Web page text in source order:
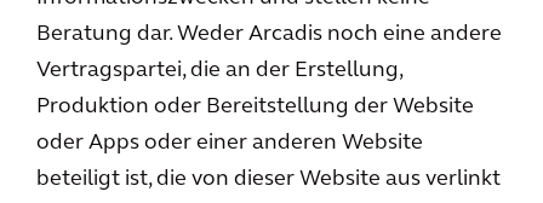
Beratung dar. Weder Arcadis noch eine andere
Vertragspartei, die an der Erstellung,
Produktion oder Bereitstellung der Website
oder Apps oder einer anderen Website
beteiligt ist, die von dieser Website aus verlinkt